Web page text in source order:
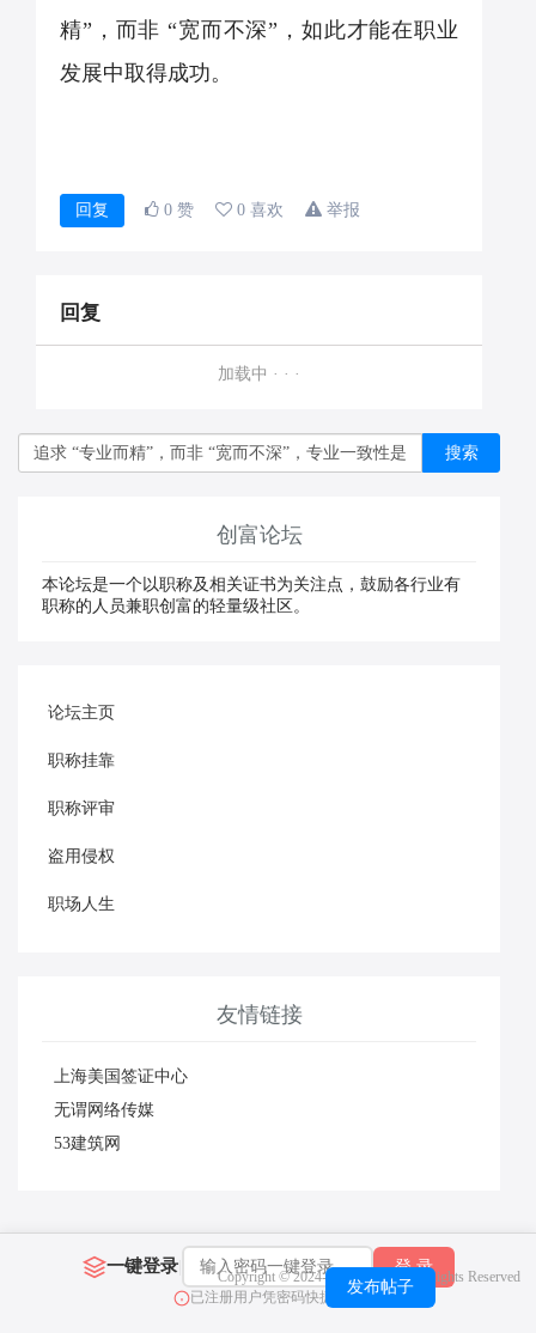
精” ，而非 “宽而不深” ，如此才能在职业
发展中取得成功。
回复 0 赞 0 喜欢 举报
回复
加载中 · · ·
搜索
创富论坛
本论坛是一个以职称及相关证书为关注点，鼓励各行业有
职称的人员兼职创富的轻量级社区。
论坛主页
职称挂靠
职称评审
盗用侵权
职场人生
友情链接
上海美国签证中心
无谓网络传媒
53建筑网
一键登录| 登 录
已注册用户凭密码快捷登录
Copyright © 2024-2026 职称榜 All Rights Reserved
发布帖子